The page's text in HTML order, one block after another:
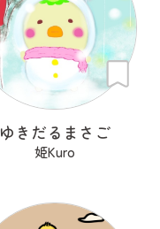
ゆきだるまさご
姫Kuro